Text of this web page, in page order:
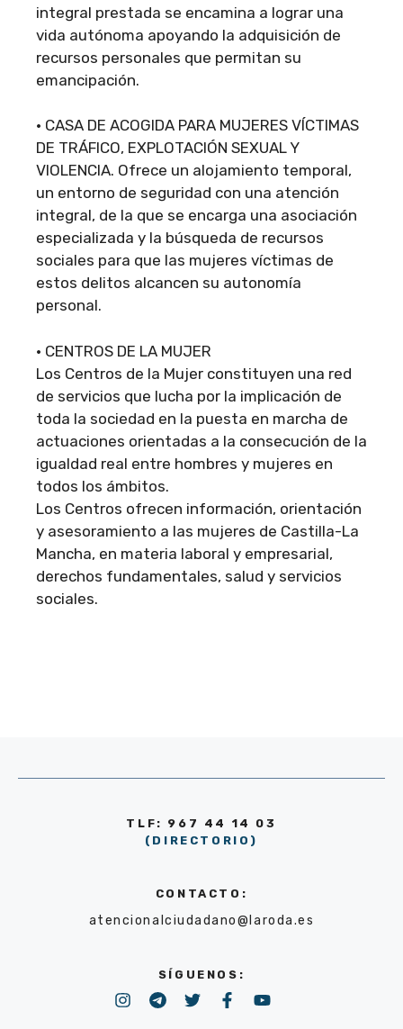
integral prestada se encamina a lograr una
vida autónoma apoyando la adquisición de
recursos personales que permitan su
emancipación.
• CASA DE ACOGIDA PARA MUJERES VÍCTIMAS
DE TRÁFICO, EXPLOTACIÓN SEXUAL Y
VIOLENCIA. Ofrece un alojamiento temporal,
un entorno de seguridad con una atención
integral, de la que se encarga una asociación
especializada y la búsqueda de recursos
sociales para que las mujeres víctimas de
estos delitos alcancen su autonomía
personal.
• CENTROS DE LA MUJER
Los Centros de la Mujer constituyen una red
de servicios que lucha por la implicación de
toda la sociedad en la puesta en marcha de
actuaciones orientadas a la consecución de la
igualdad real entre hombres y mujeres en
todos los ámbitos.
Los Centros ofrecen información, orientación
y asesoramiento a las mujeres de Castilla-La
Mancha, en materia laboral y empresarial,
derechos fundamentales, salud y servicios
sociales.
TLF: 967 44 14 03
(DIRECTORIO)
CONTACTO:
atencionalciudadano@laroda.es
SÍGUENOS: